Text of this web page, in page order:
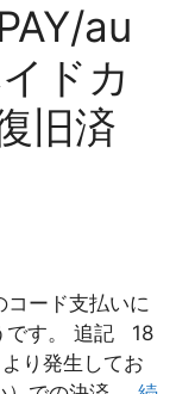
au
ドカ
旧済
ード支払いに
です。 追記 18
り発生してお